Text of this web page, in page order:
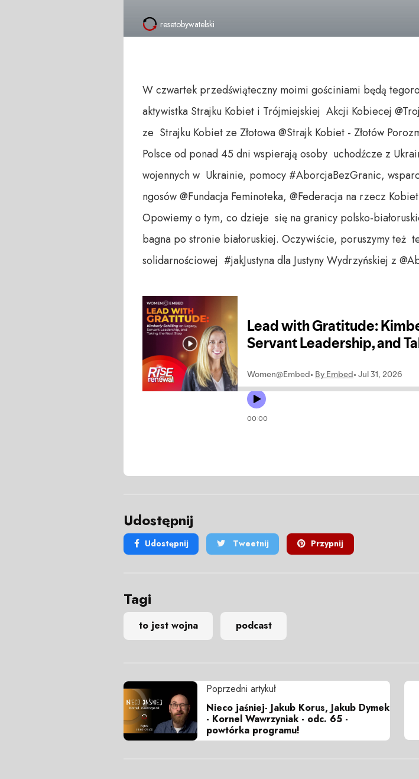
resetobywatelski
W czwartek przedświąteczny moimi gościniami będą
aktywistka Strajku Kobiet i Trójmiejskiej Akcji Kobiecej
ze Strajku Kobiet ze Złotowa @Strajk Kobiet - Złotów
Polsce od ponad 45 dni wspierają osoby uchodźcze z
wojennych w Ukrainie, pomocy #AborcjaBezGranic,
ngosów @Fundacja Feminoteka, @Federacja na rzecz
Opowiemy o tym, co dzieje się na granicy polsko-
bagna po stronie białoruskiej. Oczywiście, poruszymy też
solidarnościowej #jakJustyna dla Justyny Wydrzyńskiej z
Udostępnij
Udostępnij Tweetnij Przypnij
Tagi
to jest wojna podcast
Poprzedni artykuł
Nieco jaśniej- Jakub Korus, Jakub Dymek
- Kornel Wawrzyniak - odc. 65 -
powtórka programu!